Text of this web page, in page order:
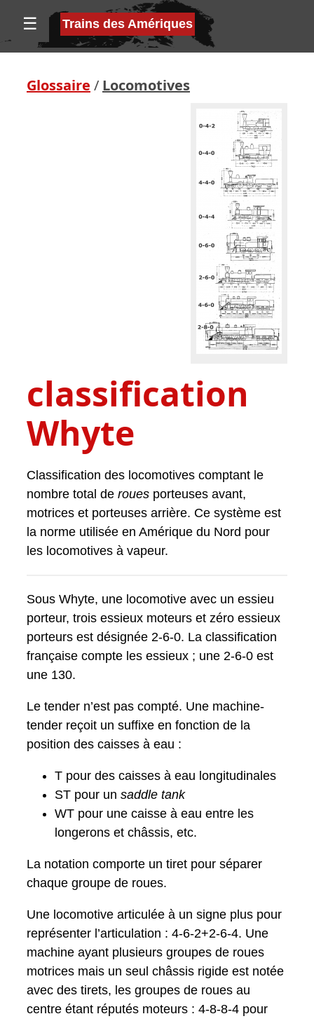
☰ Trains des Amériques
Glossaire / Locomotives
classification
Whyte
Classification des locomotives comptant le
nombre total de roues porteuses avant,
motrices et porteuses arrière. Ce système est
la norme utilisée en Amérique du Nord pour
les locomotives à vapeur.
Sous Whyte, une locomotive avec un essieu
porteur, trois essieux moteurs et zéro essieux
porteurs est désignée 2-6-0. La classification
française compte les essieux ; une 2-6-0 est
une 130.
Le tender n’est pas compté. Une machine-
tender reçoit un suffixe en fonction de la
position des caisses à eau :
T pour des caisses à eau longitudinales
ST pour un saddle tank
WT pour une caisse à eau entre les
longerons et châssis, etc.
La notation comporte un tiret pour séparer
chaque groupe de roues.
Une locomotive articulée à un signe plus pour
représenter l’articulation : 4-6-2+2-6-4. Une
machine ayant plusieurs groupes de roues
motrices mais un seul châssis rigide est notée
avec des tirets, les groupes de roues au
centre étant réputés moteurs : 4-8-8-4 pour